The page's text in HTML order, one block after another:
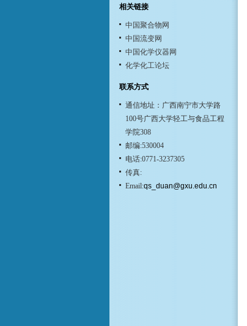
相关链接
中国聚合物网
中国流变网
中国化学仪器网
化学化工论坛
联系方式
通信地址：广西南宁市大学路
100号广西大学轻工与食品工程
学院308
邮编:530004
电话:0771-3237305
传真:
Email:qs_duan@gxu.edu.cn